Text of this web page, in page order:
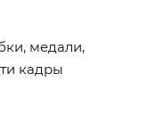
медали,
кадры